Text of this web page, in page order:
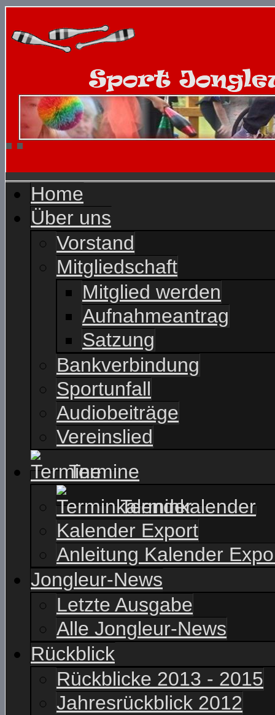
Home
Über uns
Vorstand
Mitgliedschaft
Mitglied werden
Aufnahmeantrag
Satzung
Bankverbindung
Sportunfall
Audiobeiträge
Vereinslied
Termine
Terminkalender
Kalender Export
Anleitung Kalender
Jongleur-News
Letzte Ausgabe
Alle Jongleur-News
Rückblick
Rückblicke 2013 - 2015
Jahresrückblick 2012